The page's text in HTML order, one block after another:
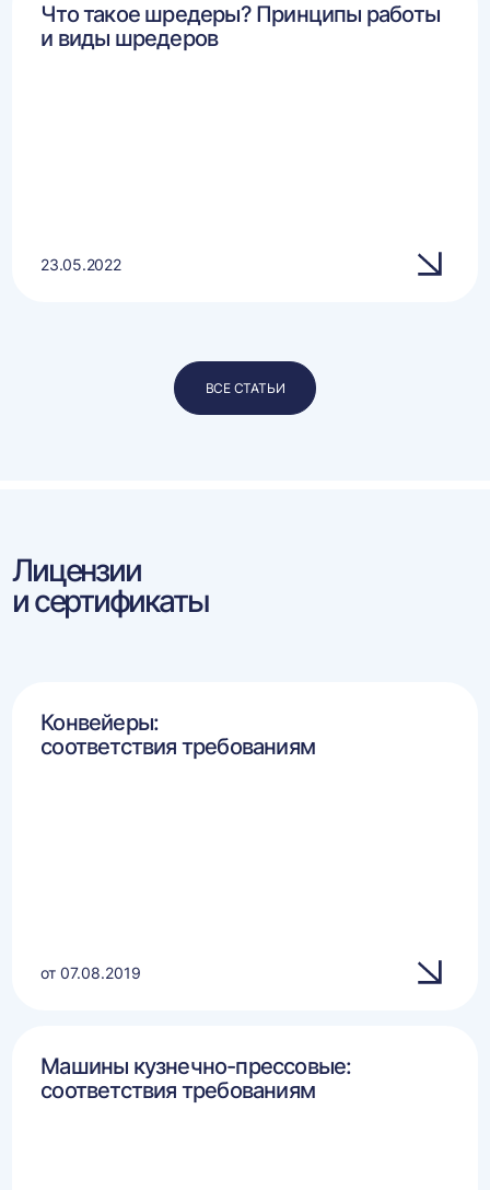
Что такое шредеры? Принципы работы
и виды шредеров
23.05.2022
ВСЕ СТАТЬИ
Лицензии
и сертификаты
Конвейеры:
соответствия требованиям
от 07.08.2019
Машины кузнечно-прессовые:
соответствия требованиям